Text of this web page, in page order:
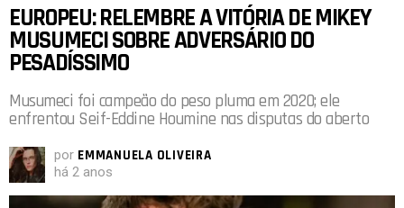
o
o
k
A
p
p
EUROPEU: RELEMBRE A VITÓRIA DE MIKEY
MUSUMECI SOBRE ADVERSÁRIO DO
PESADÍSSIMO
Musumeci foi campeão do peso pluma em 2020; ele
enfrentou Seif-Eddine Houmine nas disputas do aberto
por EMMANUELA OLIVEIRA
há 2 anos